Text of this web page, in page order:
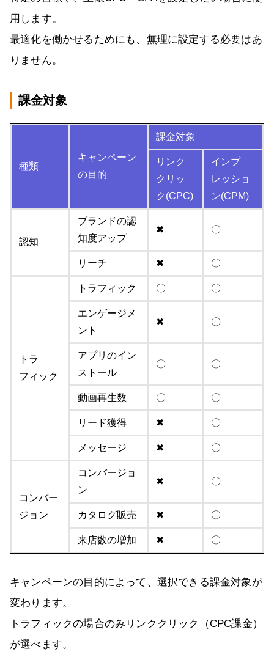
用します。
最適化を働かせるためにも、無理に設定する必要はあ
りません。
課金対象
種類
キャンペーン
の目的
課金対象
リンク
クリッ
ク(CPC)
インプ
レッショ
ン(CPM)
認知
ブランドの認
知度アップ
✖ 〇
リーチ ✖ 〇
トラ
フィック
トラフィック 〇 〇
エンゲージメ
ント
✖ 〇
アプリのイン
ストール
〇 〇
動画再生数 〇 〇
リード獲得 ✖ 〇
メッセージ ✖ 〇
コンバー
ジョン
コンバージョ
ン
✖ 〇
カタログ販売 ✖ 〇
来店数の増加 ✖ 〇
キャンペーンの目的によって、選択できる課金対象が
変わります。
トラフィックの場合のみリンククリック（CPC課金）
が選べます。